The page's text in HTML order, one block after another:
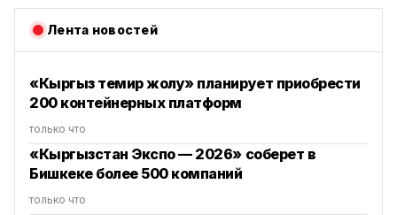
Лента новостей
«Кыргыз темир жолу» планирует приобрести
200 контейнерных платформ
только что
«Кыргызстан Экспо — 2026» соберет в
Бишкеке более 500 компаний
только что